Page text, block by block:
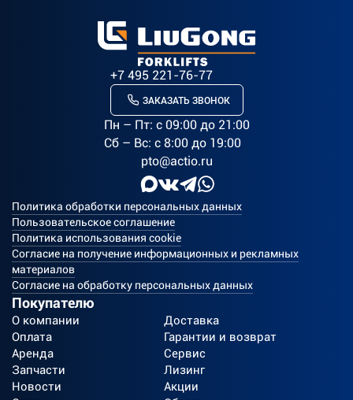
+7 495 221-76-77
ЗАКАЗАТЬ ЗВОНОК
Пн – Пт: c 09:00 до 21:00
Сб – Вс: с 8:00 до 19:00
pto@actio.ru
Политика обработки персональных данных
Пользовательское соглашение
Политика использования cookie
Согласие на получение информационных и рекламных
материалов
Согласие на обработку персональных данных
Покупателю
О компании
Доставка
Оплата
Гарантии и возврат
Аренда
Сервис
Запчасти
Лизинг
Новости
Акции